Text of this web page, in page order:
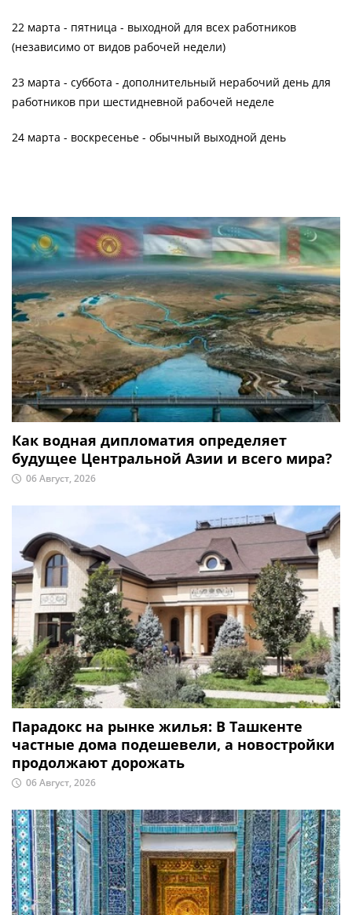
22 марта - пятница - выходной для всех работников
(независимо от видов рабочей недели)
23 марта - суббота - дополнительный нерабочий день для
работников при шестидневной рабочей неделе
24 марта - воскресенье - обычный выходной день
Как водная дипломатия определяет
будущее Центральной Азии и всего мира?
06 Август, 2026
Парадокс на рынке жилья: В Ташкенте
частные дома подешевели, а новостройки
продолжают дорожать
06 Август, 2026